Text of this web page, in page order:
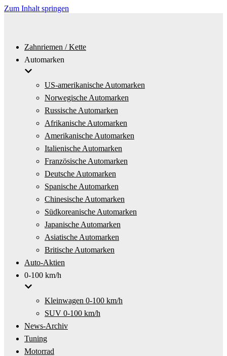
Zum Inhalt springen
Zahnriemen / Kette
Automarken
US-amerikanische Automarken
Norwegische Automarken
Russische Automarken
Afrikanische Automarken
Amerikanische Automarken
Italienische Automarken
Französische Automarken
Deutsche Automarken
Spanische Automarken
Chinesische Automarken
Südkoreanische Automarken
Japanische Automarken
Asiatische Automarken
Britische Automarken
Auto-Aktien
0-100 km/h
Kleinwagen 0-100 km/h
SUV 0-100 km/h
News-Archiv
Tuning
Motorrad